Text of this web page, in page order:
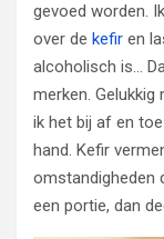
gevoed worden.
over de kefir en
alcoholisch is…
merken.
ik het bij af en
hand. Kefir
omstandigheden
een portie, dan